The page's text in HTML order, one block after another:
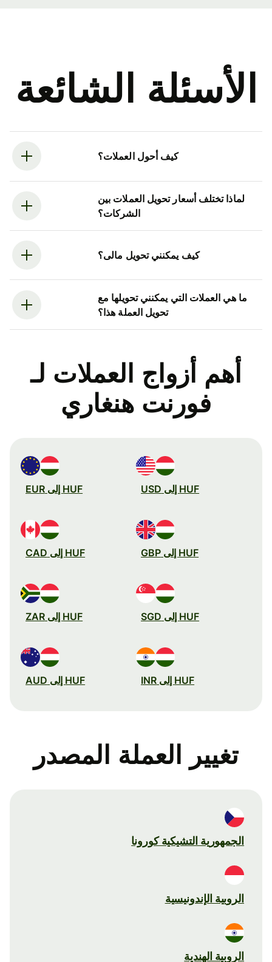
الأسئلة الشائعة
كيف أحول العملات؟
لماذا تختلف أسعار تحويل العملات بين
الشركات؟
كيف يمكنني تحويل مالى؟
ما هي العملات التي يمكنني تحويلها مع
تحويل العملة هذا؟
أهم أزواج العملات لـ
فورنت هنغاري
HUF إلى USD HUF إلى EUR
HUF إلى GBP HUF إلى CAD
HUF إلى SGD HUF إلى ZAR
HUF إلى INR HUF إلى AUD
تغيير العملة المصدر
الجمهورية التشيكية كورونا
الروبية الإندونيسية
الروبية الهندية